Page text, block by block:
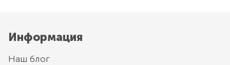
Информация
Наш блог